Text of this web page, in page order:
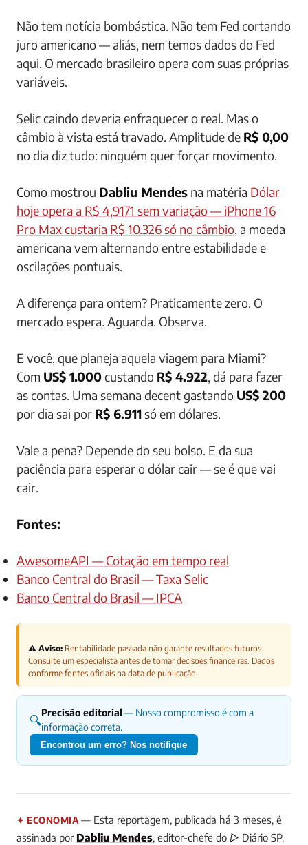
Não tem notícia bombástica. Não tem Fed cortando
juro americano — aliás, nem temos dados do Fed
aqui. O mercado brasileiro opera com suas próprias
variáveis.
Selic caindo deveria enfraquecer o real. Mas o
câmbio à vista está travado. Amplitude de R$ 0,00
no dia diz tudo: ninguém quer forçar movimento.
Como mostrou Dabliu Mendes na matéria Dólar
hoje opera a R$ 4,9171 sem variação — iPhone 16
Pro Max custaria R$ 10.326 só no câmbio, a moeda
americana vem alternando entre estabilidade e
oscilações pontuais.
A diferença para ontem? Praticamente zero. O
mercado espera. Aguarda. Observa.
E você, que planeja aquela viagem para Miami?
Com US$ 1.000custando R$ 4.922, dá para fazer
as contas. Uma semana decent gastando US$ 200
por dia sai por R$ 6.911só em dólares.
Vale a pena? Depende do seu bolso. E da sua
paciência para esperar o dólar cair — se é que vai
cair.
Fontes:
AwesomeAPI — Cotação em tempo real
Banco Central do Brasil — Taxa Selic
Banco Central do Brasil — IPCA
⚠️ Aviso: Rentabilidade passada não garante resultados futuros.
Consulte um especialista antes de tomar decisões financeiras. Dados
conforme fontes oficiais na data de publicação.
🔍Precisão editorial — Nosso compromisso é com a
informação correta.
Encontrou um erro? Nos notifique
✦ ECONOMIA — Esta reportagem, publicada há 3 meses, é
assinada por Dabliu Mendes, editor-chefe do ▷ Diário SP.